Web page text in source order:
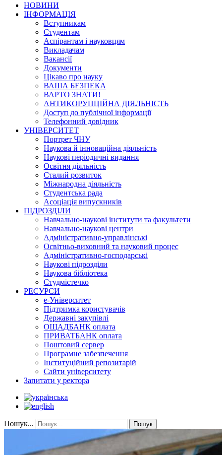
НОВИНИ
ІНФОРМАЦІЯ
Вступникам
Студентам
Аспірантам і науковцям
Викладачам
Вакансії
Документи
Цікаво про науку
ВАША БЕЗПЕКА
ВАРТО ЗНАТИ!
АНТИКОРУПЦІЙНА ДІЯЛЬНІСТЬ
Доступ до публічної інформації
Телефонний довідник
УНІВЕРСИТЕТ
Портрет ЧНУ
Наукова й інноваційна діяльність
Наукові періодичні видання
Освітня діяльність
Сталий розвиток
Міжнародна діяльність
Студентська рада
Асоціація випускників
ПІДРОЗДІЛИ
Навчально-наукові інститути та факультети
Навчально-наукові центри
Адміністративно-управлінські
Освітньо-виховний та науковий процес
Адміністративно-господарські
Наукові підрозділи
Наукова бібліотека
Студмістечко
РЕСУРСИ
е-Університет
Підтримка користувачів
Державні закупівлі
ОЩАДБАНК оплата
ПРИВАТБАНК оплата
Поштовий сервер
Програмне забезпечення
Інституційний репозитарій
Сайти університету
Запитати у ректора
Пошук... Пошук